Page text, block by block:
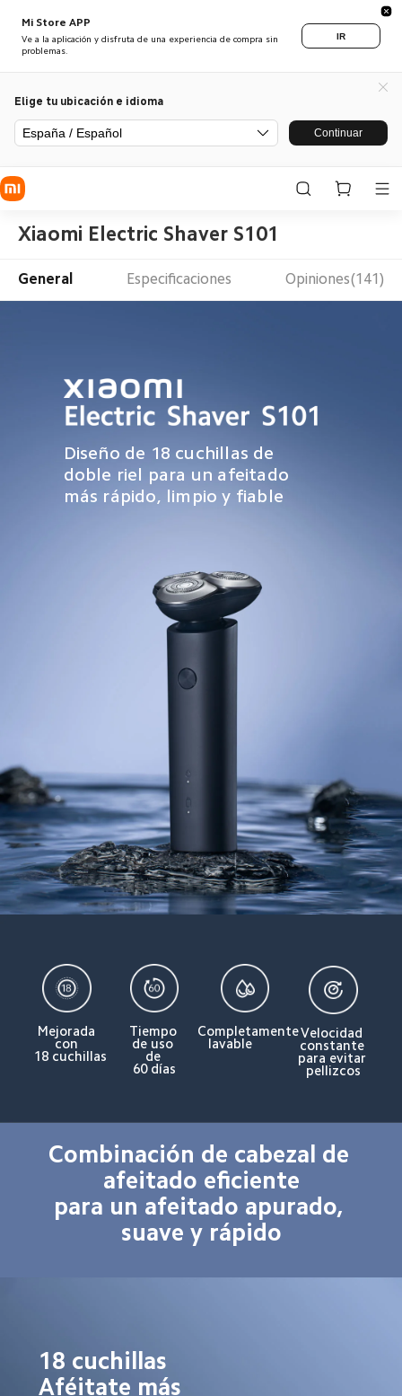
Mi Store APP
Ve a la aplicación y disfruta de una experiencia de compra sin
problemas.
IR
Elige tu ubicación e idioma
España / Español Continuar
Xiaomi Electric Shaver S101
General Especificaciones Opiniones(141)
Diseño de 18 cuchillas de
doble riel para un afeitado
más rápido, limpio y fiable
Mejorada
con
18 cuchillas
Tiempo
de uso
de
60 días
Completamente
lavable
Velocidad
constante
para evitar
pellizcos
Combinación de cabezal de
afeitado eficiente
para un afeitado apurado,
suave y rápido
18 cuchillas
Aféitate más